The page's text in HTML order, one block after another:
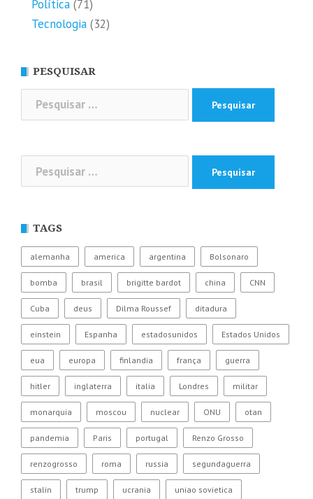
Política (71)
Tecnologia (32)
PESQUISAR
Pesquisar
por:
por:
TAGS
alemanha america argentina Bolsonaro
bomba brasil brigitte bardot china CNN
Cuba deus Dilma Roussef ditadura
einstein Espanha estadosunidos Estados Unidos
eua europa finlandia frança guerra
hitler inglaterra italia Londres militar
monarquia moscou nuclear ONU otan
pandemia Paris portugal Renzo Grosso
renzogrosso roma russia segundaguerra
stalin trump ucrania uniao sovietica